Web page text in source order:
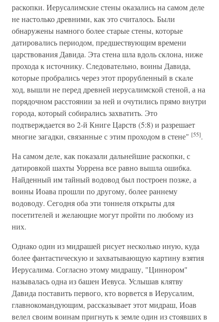
раскопки. Иерусалимские стены оказались на самом деле
не настолько древними, как это считалось. Были
обнаружены намного более старые стены, которые
датировались периодом, предшествующим времени
царствования Давида. Эта стена шла вдоль склона, ниже
прохода к источнику. Следовательно, воины Давида,
которые пробрались через этот прорубленный в скале
ход, вышли не перед древней иерусалимской стеной, а на
порядочном расстоянии за ней и очутились прямо внутри
города, который собирались захватить. Это
подтверждается во 2-й Книге Царств (5:8) и разрешает
многие загадки, связанные с этим проходом в стене" [55].
На самом деле, как показали дальнейшие раскопки, с
датировкой шахты Уоррена все равно вышла ошибка.
Найденный им тайный водовод был построен позже, а
воины Иоава прошли по другому, более раннему
водоводу. Сегодня оба эти тоннеля открыты для
посетителей и желающие могут пройти по любому из
них.
Однако один из мидрашей рисует несколько иную, куда
более фантастическую и захватывающую картину взятия
Иерусалима. Согласно этому мидрашу, "Циннором"
называлась одна из башен Иевуса. Услышав клятву
Давида поставить первого, кто ворвется в Иерусалим,
главнокомандующим, рассказывает этот мидраш, Иоав
велел своим воинам пригнуть к земле один из стоявших в